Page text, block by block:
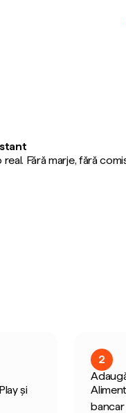
Fără marje, fără
și
2
bancar